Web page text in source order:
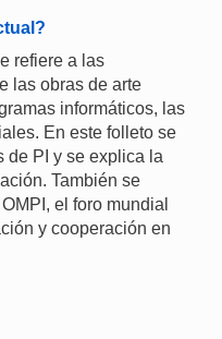
refiere a las
las obras de arte
informáticos, las
En este folleto se
de PI y se explica la
También se
el foro mundial
y cooperación en